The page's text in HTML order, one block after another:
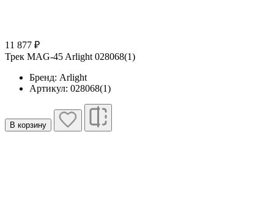
11 877 ₽
Трек MAG-45 Arlight 028068(1)
Бренд: Arlight
Артикул: 028068(1)
В корзину